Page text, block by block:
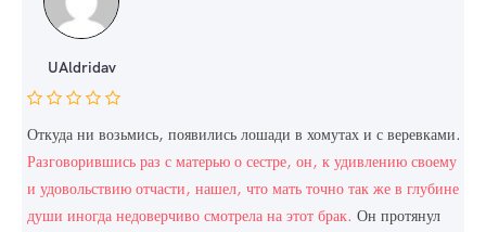
UAldridav
Откуда ни возьмись, появились лошади в хомутах и с веревками.
Разговорившись раз с матерью о сестре, он, к удивлению своему
и удовольствию отчасти, нашел, что мать точно так же в глубине
души иногда недоверчиво смотрела на этот брак. Он протянул